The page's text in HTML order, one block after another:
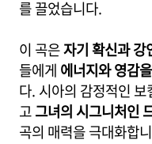
를 끌었습니다.
이 곡은자기 확신과 강
들에게 에너지와 영감
다. 시아의 감정적인
고그녀의 시그니처인
곡의 매력을 극대화합